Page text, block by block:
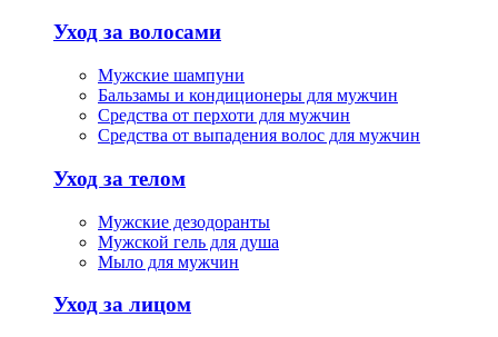
Уход за волосами
Мужские шампуни
Бальзамы и кондиционеры для мужчин
Средства от перхоти для мужчин
Средства от выпадения волос для мужчин
Уход за телом
Мужские дезодоранты
Мужской гель для душа
Мыло для мужчин
Уход за лицом